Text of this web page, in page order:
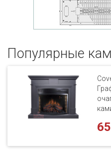
Популярные